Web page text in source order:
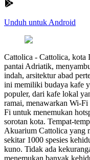
Unduh untuk Android
Cattolica - Cattolica, kota
pantai Adriatik,
indah, arsitektur abad
ini memiliki budaya kafe
populer, dari kafe lokal
ramai, menawarkan Wi-
Fi untuk menemukan
sorotan kota. Tempat-
Akuarium Cattolica yang
sekitar 1000 spesies
kuno. Tidak ada
menemukan banyak